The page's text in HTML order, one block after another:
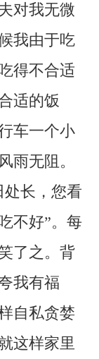
对我无微
我由于吃
得不合适
适的饭
车一个小
雨无阻。
处长，您看
不好”。每
了之。背
我有福
自私贪婪
这样家里